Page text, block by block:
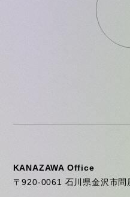
KANAZAWA Office
〒920-0061 石川県金沢市問